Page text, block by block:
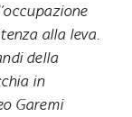
alla leva.
della
in
Garemi